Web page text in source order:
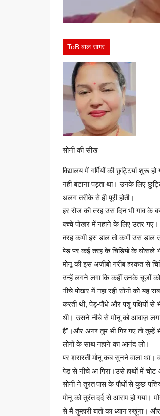
ToB बाल सागर
सोनी की सीख
विद्यालय में गर्मियों की छुट्टियां
नहीं बंटाना पड़ता था। उनके लिए
अलग तरीके से ही पूरी होती।
हर रोज की तरह उस दिन भी गांव
बच्चे पोखर में नहाने के लिए उतर
तरह कभी इस डाल तो कभी उस डाल
पेड़ पर कई तरह के चिड़ियों के घोसले
मोनू की इस अजीबो गरीब हरकत से
उन्हें लगने लगा कि कहीं उनके चूजों को
नीचे पोखर में नहा रही सोनी को यह
करती थी, पेड़-पौधे और पशु पक्षियों से
थी। उसने नीचे से मोनू को आवाज़
है”।और अगर तुम भी गिर गए तो
लोगों के साथ नहाने का आनंद लो।
पर शरारती मोनू कब सुनने वाला
पेड़ से नीचे आ गिरा।उसे हाथों में
सोनी ने तुरंत पास के पौधों से कुछ
मोनू को तुरंत दर्द से आराम हो गया।
से मैं तुम्हारी बातों का ध्यान